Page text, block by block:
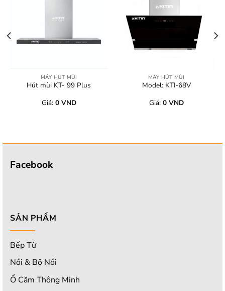
MÁY HÚT MÙI
Hút mùi KT- 99 Plus
Giá: 0 VND
MÁY HÚT MÙI
Model: KTI-68V
Giá: 0 VND
Facebook
SẢN PHẨM
Bếp Từ
Nồi & Bộ Nồi
Ổ Căm Thông Minh